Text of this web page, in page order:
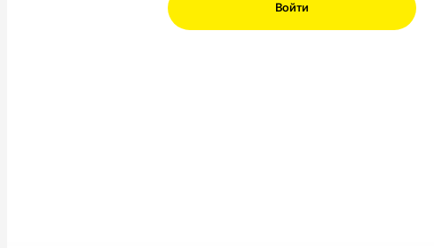
Войти